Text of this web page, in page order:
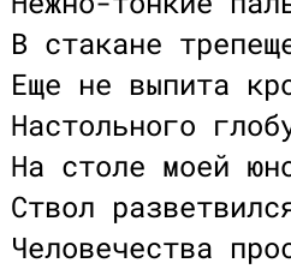
В стакане
Еще не выпита
Настольного
На столе моей
Ствол
Человечества